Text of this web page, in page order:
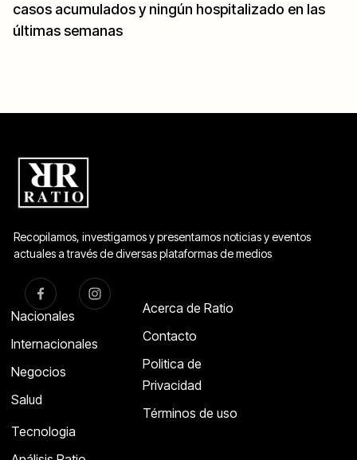
casos acumulados y ningún hospitalizado en las
últimas semanas
Recopilamos, investigamos y presentamos noticias y eventos
actuales a través de diversas plataformas de medios
Nacionales
Internacionales
Negocios
Salud
Tecnologia
Acerca de Ratio
Contacto
Politica de
Privacidad
Términos de uso